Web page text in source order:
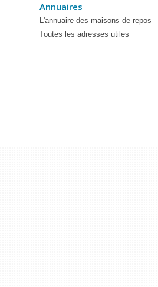
Annuaires
L'annuaire des maisons de repos
Toutes les adresses utiles